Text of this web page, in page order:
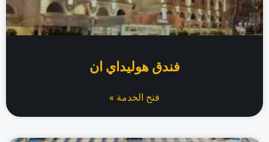
فندق هوليداي ان
فتح الخدمة »